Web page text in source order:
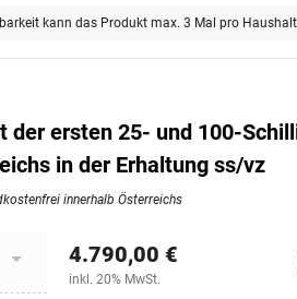
kann das Produkt max. 3 Mal pro
der ersten 25- und 100-
in der Erhaltung ss/vz
innerhalb Österreichs
4.790,00 €
inkl. 20% MwSt.